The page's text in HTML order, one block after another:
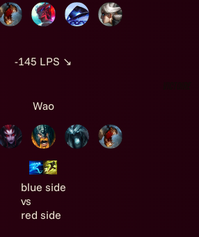
-145 LPS ↘
Wao
blue side
vs
red side